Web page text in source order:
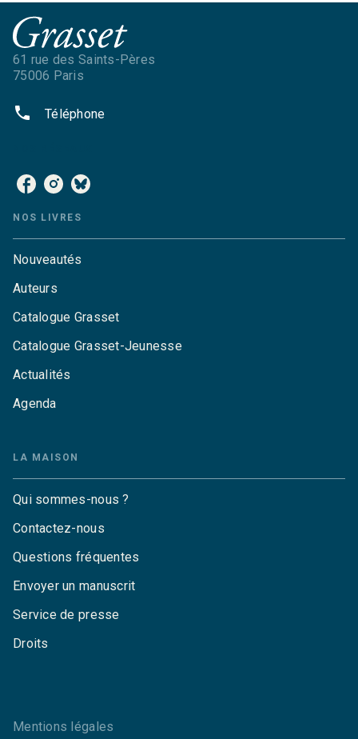
61 rue des Saints-Pères
75006 Paris
phone Téléphone
NOS LIVRES
Nouveautés
Auteurs
Catalogue Grasset
Catalogue Grasset-Jeunesse
Actualités
Agenda
LA MAISON
Qui sommes-nous ?
Contactez-nous
Questions fréquentes
Envoyer un manuscrit
Service de presse
Droits
Mentions légales